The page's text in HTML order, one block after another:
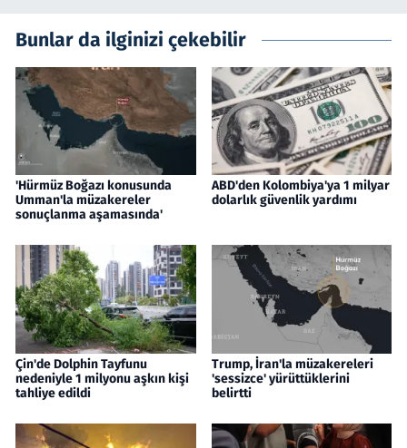
Bunlar da ilginizi çekebilir
'Hürmüz Boğazı konusunda
Umman'la müzakereler
sonuçlanma aşamasında'
ABD'den Kolombiya'ya 1 milyar
dolarlık güvenlik yardımı
Çin'de Dolphin Tayfunu
nedeniyle 1 milyonu aşkın kişi
tahliye edildi
Trump, İran'la müzakereleri
'sessizce' yürüttüklerini
belirtti